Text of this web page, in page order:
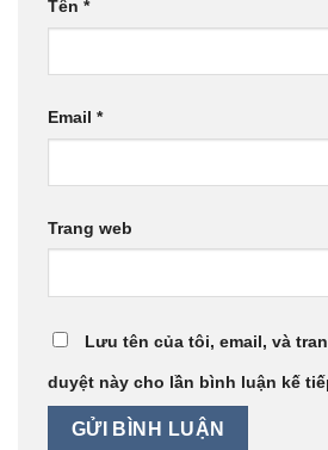
Tên *
Email *
Trang web
Lưu tên của tôi, email, và
duyệt này cho lần bình luận kế